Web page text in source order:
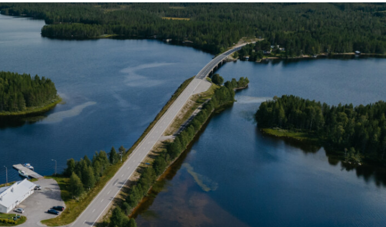
ALAVALIKKO
ALAVALIKKO